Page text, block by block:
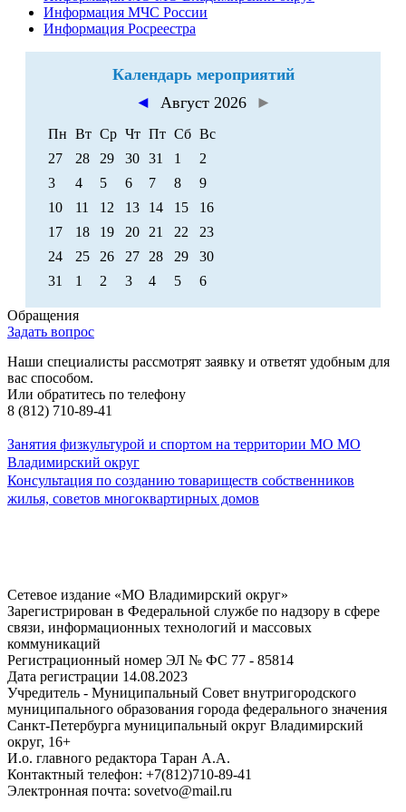
Информация МЧС России
Информация Росреестра
Календарь мероприятий
◄
Август 2026 ►
Пн Вт Ср Чт Пт Сб Вс
27
28 29 30 31 1
2
3
4 5 6 7 8
9
10
11 12 13 14 15
16
17
18 19 20 21 22
23
24
25 26 27 28 29
30
31
1 2 3 4 5 6
Обращения
Задать вопрос
Наши специалисты рассмотрят заявку и ответят удобным для
вас способом.
Или обратитесь по телефону
8 (812) 710-89-41
Занятия физкультурой и спортом на территории МО МО
Владимирский округ
Консультация по созданию товариществ собственников
жилья, советов многоквартирных домов
Сетевое издание «МО Владимирский округ»
Зарегистрирован в Федеральной службе по надзору в сфере
связи, информационных технологий и массовых
коммуникаций
Регистрационный номер ЭЛ № ФС 77 - 85814
Дата регистрации 14.08.2023
Учредитель - Муниципальный Совет внутригородского
муниципального образования города федерального значения
Санкт-Петербурга муниципальный округ Владимирский
округ, 16+
И.о. главного редактора Таран А.А.
Контактный телефон: +7(812)710-89-41
Электронная почта: sovetvo@mail.ru